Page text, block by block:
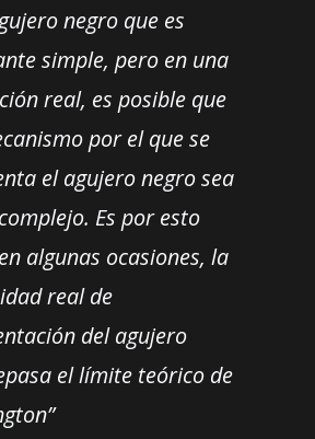
negro que es
simple, pero en una
real, es posible que
por el que se
el agujero negro sea
Es por esto
algunas ocasiones, la
real de
del agujero
el límite teórico de